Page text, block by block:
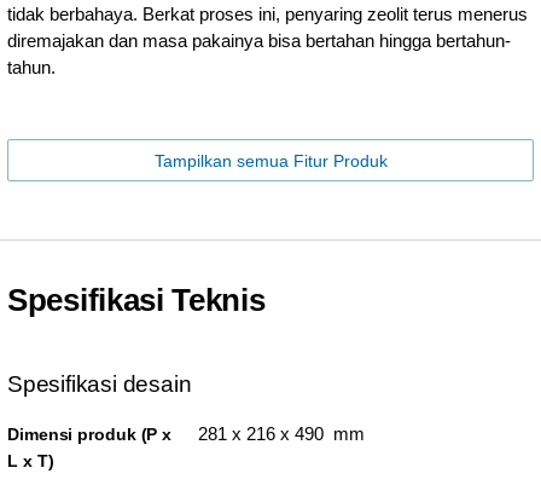
tidak berbahaya. Berkat proses ini, penyaring zeolit terus menerus
diremajakan dan masa pakainya bisa bertahan hingga bertahun-
tahun.
Tampilkan semua Fitur Produk
Spesifikasi Teknis
Spesifikasi desain
Dimensi produk (P x
L x T)
281 x 216 x 490 mm